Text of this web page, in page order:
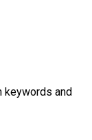
keywords and